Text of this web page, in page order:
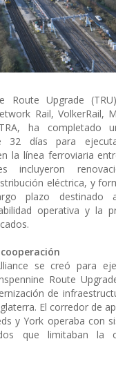
Route Upgrade
Rail, VolkerRail,
ha completado
32 días para
la línea ferroviaria
incluyeron
eléctrica, y
plazo destinado
operativa y la
se creó para
Route
de
El corredor de
y York operaba con
que limitaban la